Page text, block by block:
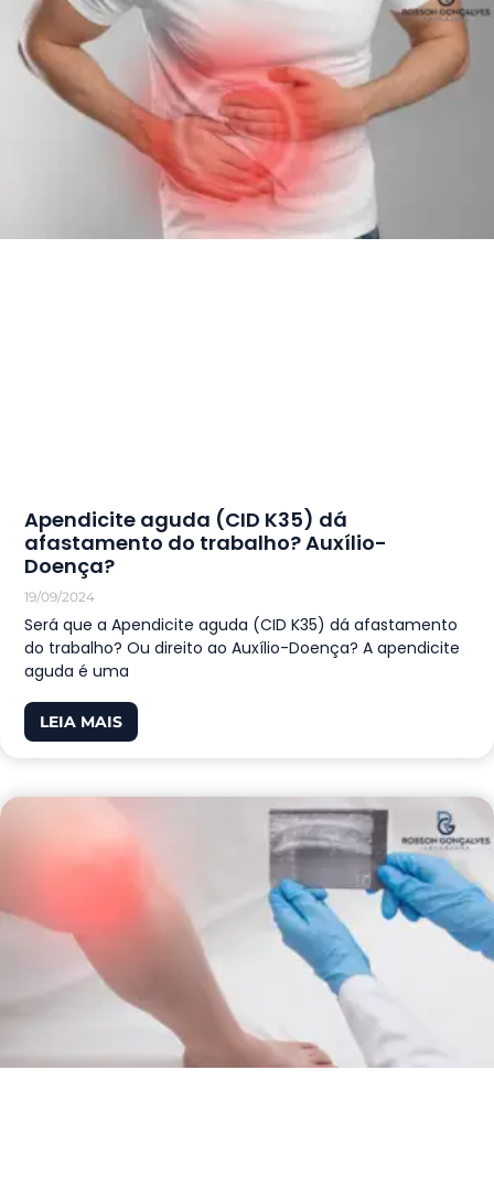
Apendicite aguda (CID K35) dá
afastamento do trabalho? Auxílio-
Doença?
19/09/2024
Será que a Apendicite aguda (CID K35) dá afastamento
do trabalho? Ou direito ao Auxílio-Doença? A apendicite
aguda é uma
LEIA MAIS